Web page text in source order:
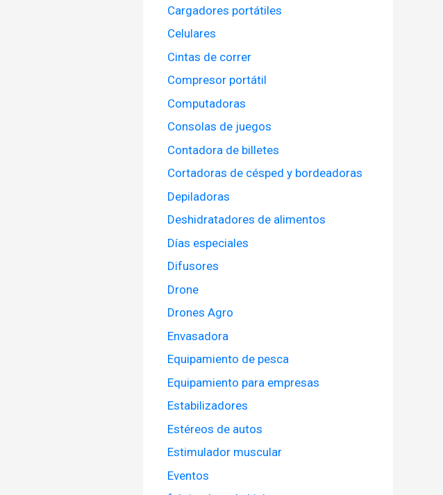
Cargadores portátiles
Celulares
Cintas de correr
Compresor portátil
Computadoras
Consolas de juegos
Contadora de billetes
Cortadoras de césped y bordeadoras
Depiladoras
Deshidratadores de alimentos
Días especiales
Difusores
Drone
Drones Agro
Envasadora
Equipamiento de pesca
Equipamiento para empresas
Estabilizadores
Estéreos de autos
Estimulador muscular
Eventos